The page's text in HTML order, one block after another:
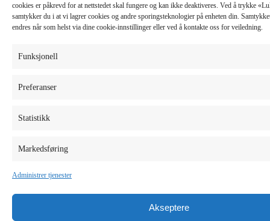
cookies er påkrevd for at nettstedet skal fungere og kan ikke deaktiveres. Ved å trykke
samtykker du i at vi lagrer cookies og andre sporingsteknologier på enheten din.
endres når som helst via dine cookie-innstillinger eller ved å kontakte oss for veiledning.
Funksjonell
Preferanser
Statistikk
Markedsføring
Administrer tjenester
Akseptere